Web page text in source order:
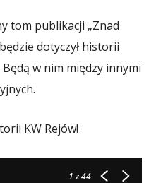
tom publikacji „Znad
dotyczył historii
w nim między innymi
KW Rejów!
1z 44